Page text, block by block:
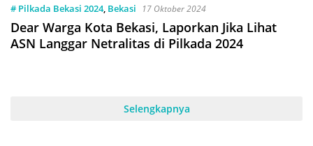
# Pilkada Bekasi 2024, Bekasi 17 Oktober 2024
Dear Warga Kota Bekasi, Laporkan Jika Lihat
ASN Langgar Netralitas di Pilkada 2024
Selengkapnya